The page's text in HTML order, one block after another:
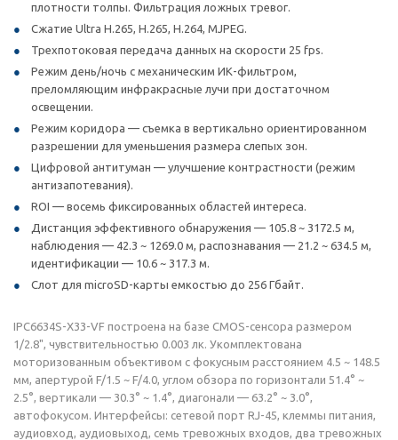
плотности толпы. Фильтрация ложных тревог.
Сжатие Ultra H.265, H.265, H.264, MJPEG.
Трехпотоковая передача данных на скорости 25 fps.
Режим день/ночь с механическим ИК-фильтром,
преломляющим инфракрасные лучи при достаточном
освещении.
Режим коридора — съемка в вертикально ориентированном
разрешении для уменьшения размера слепых зон.
Цифровой антитуман — улучшение контрастности (режим
антизапотевания).
ROI — восемь фиксированных областей интереса.
Дистанция эффективного обнаружения — 105.8 ~ 3172.5 м,
наблюдения — 42.3 ~ 1269.0 м, распознавания — 21.2 ~ 634.5 м,
идентификации — 10.6 ~ 317.3 м.
Слот для microSD-карты емкостью до 256 Гбайт.
IPC6634S-X33-VF построена на базе CMOS-сенсора размером
1/2.8", чувствительностью 0.003 лк. Укомплектована
моторизованным объективом с фокусным расстоянием 4.5 ~ 148.5
мм, апертурой F/1.5 ~ F/4.0, углом обзора по горизонтали 51.4° ~
2.5°, вертикали — 30.3° ~ 1.4°, диагонали — 63.2° ~ 3.0°,
автофокусом. Интерфейсы: сетевой порт RJ-45, клеммы питания,
аудиовход, аудиовыход, семь тревожных входов, два тревожных